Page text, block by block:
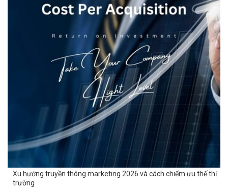
Xu hướng truyền thông marketing 2026 và cách chiếm ưu thế thị
trường